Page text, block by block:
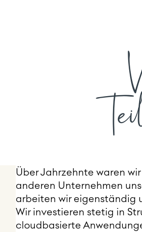
Über Jahrzehnte waren
anderen Unternehmen
arbeiten wir eigenständig
Wir investieren stetig in
cloudbasierte